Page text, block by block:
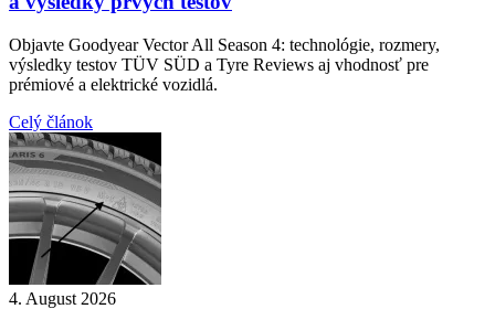
Objavte Goodyear Vector All Season 4: technológie, rozmery,
výsledky testov TÜV SÜD a Tyre Reviews aj vhodnosť pre
prémiové a elektrické vozidlá.
Celý článok
4. August 2026